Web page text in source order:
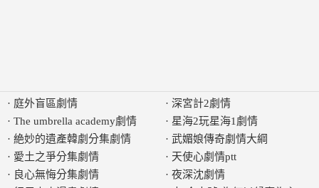
· 庭外盲區劇情
· The umbrella academy劇情
· 絶妙的遺產韓劇分集劇情
· 愛土之爭分集劇情
· 良心無悔分集劇情
· 深宮計2劇情
· 星海2玩星海1劇情
· 武媚娘傳奇劇情大綱
· 天使心劇情ptt
· 夜深沈劇情